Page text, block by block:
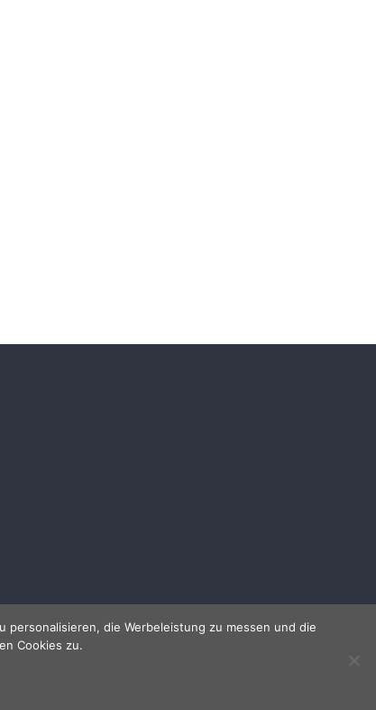
die Werbeleistung zu messen und die
Cookies zu.